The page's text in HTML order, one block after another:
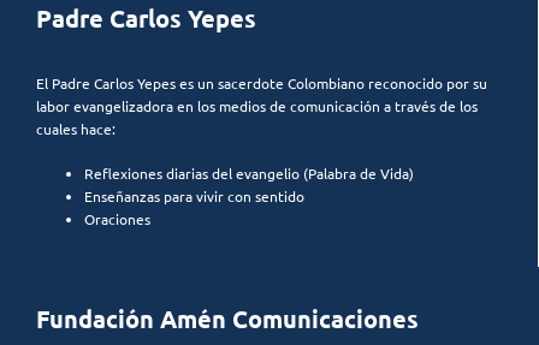
Padre Carlos Yepes
El Padre Carlos Yepes es un sacerdote Colombiano reconocido por su
labor evangelizadora en los medios de comunicación a través de los
cuales hace:
Reflexiones diarias del evangelio (Palabra de Vida)
Enseñanzas para vivir con sentido
Oraciones
Fundación Amén Comunicaciones